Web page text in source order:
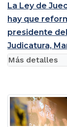
La Ley de
hay que
presidente
Judicatura,
Más detalles